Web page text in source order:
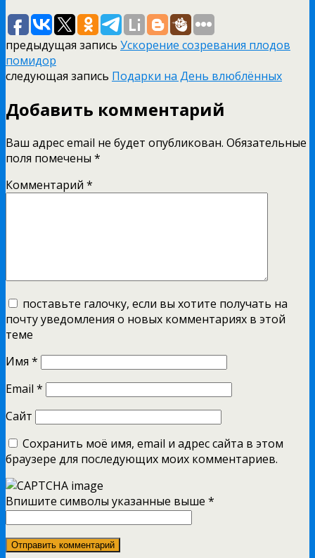
предыдущая запись Ускорение созревания плодов
помидор
следующая запись Подарки на День влюблённых
Добавить комментарий
Ваш адрес email не будет опубликован. Обязательные
поля помечены *
Комментарий *
поставьте галочку, если вы хотите получать на
почту уведомления о новых комментариях в этой
теме
Имя *
Email *
Сайт
Сохранить моё имя, email и адрес сайта в этом
браузере для последующих моих комментариев.
Впишите символы указанные выше *